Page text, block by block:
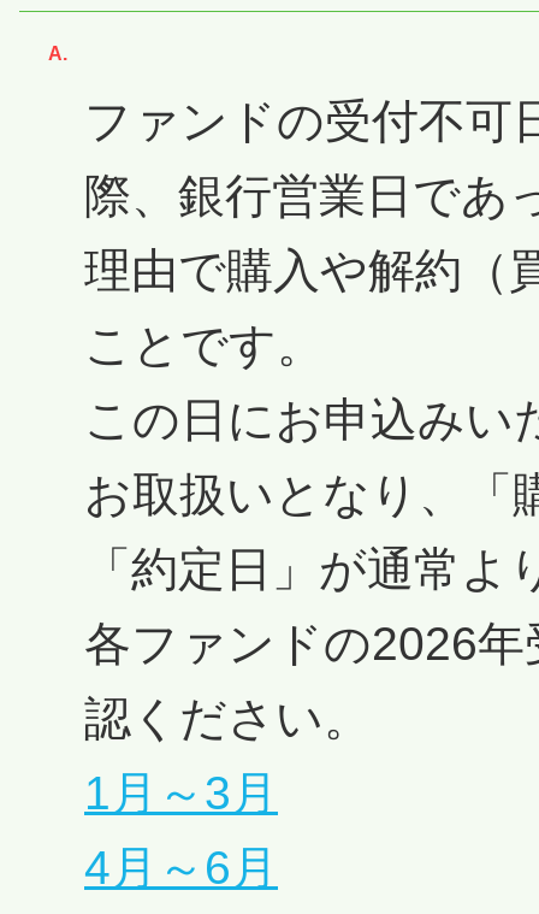
ファンドの受付不可
際、銀行営業日であ
理由で購入や解約（
ことです。
この日にお申込みい
お取扱いとなり、「
「約定日」が通常
各ファンドの2026
認ください。
1月～3月
4月～6月